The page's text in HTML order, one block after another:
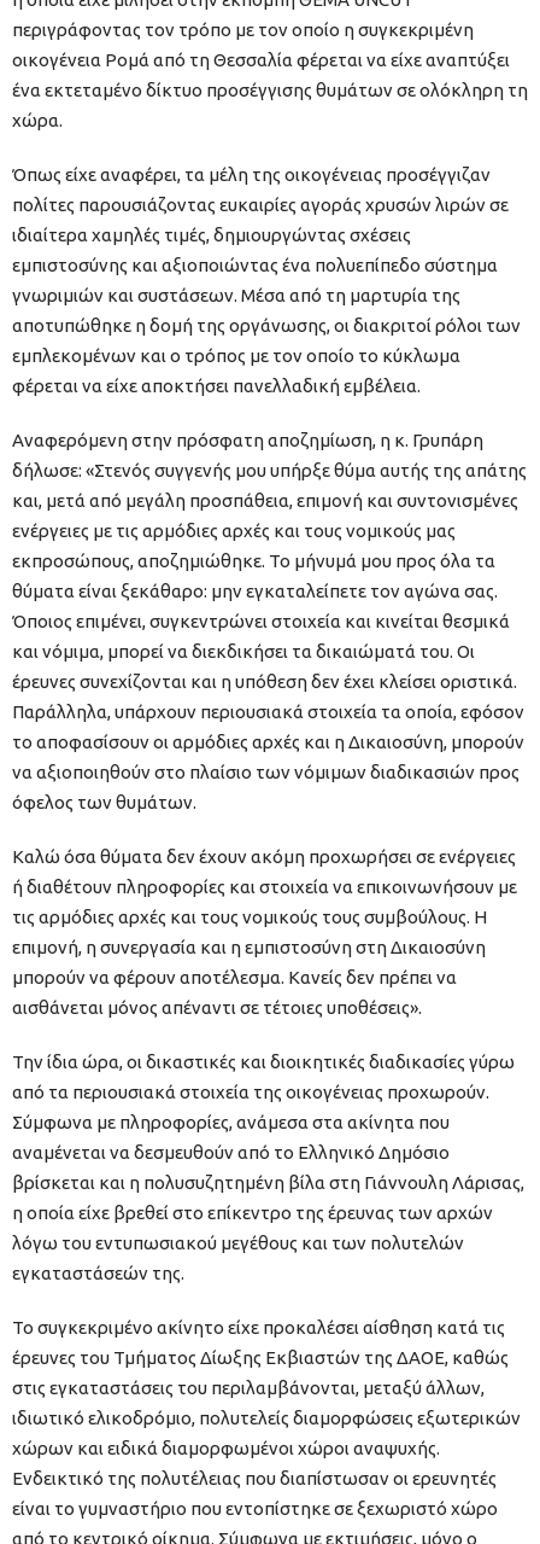
περιγράφοντας τον τρόπο με τον οποίο η συγκεκριμένη
οικογένεια Ρομά από τη Θεσσαλία φέρεται να είχε αναπτύξει
ένα εκτεταμένο δίκτυο προσέγγισης θυμάτων σε ολόκληρη τη
χώρα.
Όπως είχε αναφέρει, τα μέλη της οικογένειας προσέγγιζαν
πολίτες παρουσιάζοντας ευκαιρίες αγοράς χρυσών λιρών σε
ιδιαίτερα χαμηλές τιμές, δημιουργώντας σχέσεις
εμπιστοσύνης και αξιοποιώντας ένα πολυεπίπεδο σύστημα
γνωριμιών και συστάσεων. Μέσα από τη μαρτυρία της
αποτυπώθηκε η δομή της οργάνωσης, οι διακριτοί ρόλοι των
εμπλεκομένων και ο τρόπος με τον οποίο το κύκλωμα
φέρεται να είχε αποκτήσει πανελλαδική εμβέλεια.
Αναφερόμενη στην πρόσφατη αποζημίωση, η κ. Γρυπάρη
δήλωσε: «Στενός συγγενής μου υπήρξε θύμα αυτής της απάτης
και, μετά από μεγάλη προσπάθεια, επιμονή και συντονισμένες
ενέργειες με τις αρμόδιες αρχές και τους νομικούς μας
εκπροσώπους, αποζημιώθηκε. Το μήνυμά μου προς όλα τα
θύματα είναι ξεκάθαρο: μην εγκαταλείπετε τον αγώνα σας.
Όποιος επιμένει, συγκεντρώνει στοιχεία και κινείται θεσμικά
και νόμιμα, μπορεί να διεκδικήσει τα δικαιώματά του. Οι
έρευνες συνεχίζονται και η υπόθεση δεν έχει κλείσει οριστικά.
Παράλληλα, υπάρχουν περιουσιακά στοιχεία τα οποία, εφόσον
το αποφασίσουν οι αρμόδιες αρχές και η Δικαιοσύνη, μπορούν
να αξιοποιηθούν στο πλαίσιο των νόμιμων διαδικασιών προς
όφελος των θυμάτων.
Καλώ όσα θύματα δεν έχουν ακόμη προχωρήσει σε ενέργειες
ή διαθέτουν πληροφορίες και στοιχεία να επικοινωνήσουν με
τις αρμόδιες αρχές και τους νομικούς τους συμβούλους. Η
επιμονή, η συνεργασία και η εμπιστοσύνη στη Δικαιοσύνη
μπορούν να φέρουν αποτέλεσμα. Κανείς δεν πρέπει να
αισθάνεται μόνος απέναντι σε τέτοιες υποθέσεις».
Την ίδια ώρα, οι δικαστικές και διοικητικές διαδικασίες γύρω
από τα περιουσιακά στοιχεία της οικογένειας προχωρούν.
Σύμφωνα με πληροφορίες, ανάμεσα στα ακίνητα που
αναμένεται να δεσμευθούν από το Ελληνικό Δημόσιο
βρίσκεται και η πολυσυζητημένη βίλα στη Γιάννουλη Λάρισας,
η οποία είχε βρεθεί στο επίκεντρο της έρευνας των αρχών
λόγω του εντυπωσιακού μεγέθους και των πολυτελών
εγκαταστάσεών της.
Το συγκεκριμένο ακίνητο είχε προκαλέσει αίσθηση κατά τις
έρευνες του Τμήματος Δίωξης Εκβιαστών της ΔΑΟΕ, καθώς
στις εγκαταστάσεις του περιλαμβάνονται, μεταξύ άλλων,
ιδιωτικό ελικοδρόμιο, πολυτελείς διαμορφώσεις εξωτερικών
χώρων και ειδικά διαμορφωμένοι χώροι αναψυχής.
Ενδεικτικό της πολυτέλειας που διαπίστωσαν οι ερευνητές
είναι το γυμναστήριο που εντοπίστηκε σε ξεχωριστό χώρο
από το κεντρικό οίκημα. Σύμφωνα με εκτιμήσεις, μόνο ο